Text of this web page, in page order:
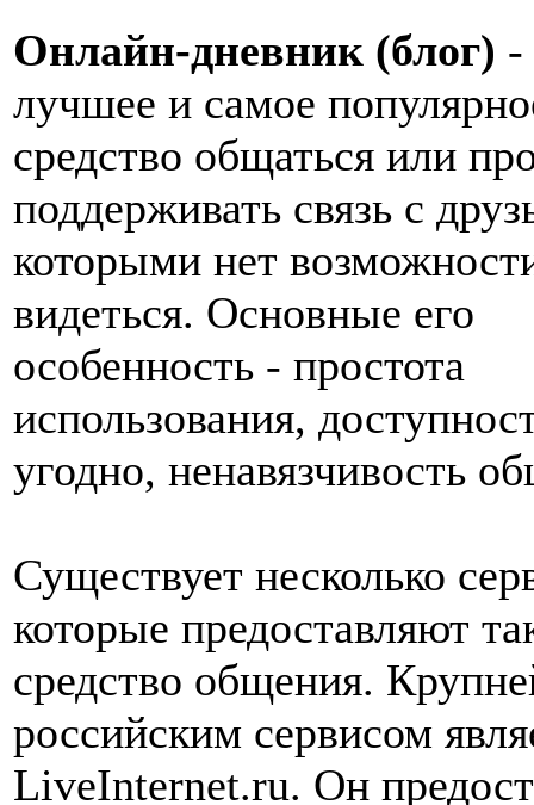
Онлайн-дневник (блог) -
лучшее и самое
средство общаться или
поддерживать связь с
которыми нет
видеться. Основные его
особенность - простота
использования,
угодно, ненавязчивость
Существует несколько
которые предоставляют
средство общения.
российским сервисом
LiveInternet.ru. Он